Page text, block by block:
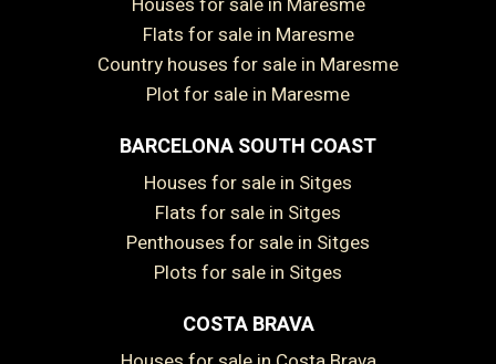
Flats for sale in Maresme
Country houses for sale in Maresme
Plot for sale in Maresme
BARCELONA SOUTH COAST
Houses for sale in Sitges
Flats for sale in Sitges
Penthouses for sale in Sitges
Plots for sale in Sitges
COSTA BRAVA